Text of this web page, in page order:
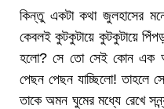
কিন্তু একটা কথা জুলহাসের
কেবলই কুটকুটায়ে কুটকুটায়ে
হলো? সে তো সেই কোন এক
পেছন পেছন যাচ্ছিলো! তাহলে
তাকে অমন ঘুমের মধ্যে রেখে